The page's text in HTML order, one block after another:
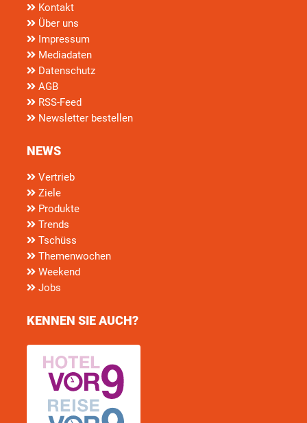
Kontakt
Über uns
Impressum
Mediadaten
Datenschutz
AGB
RSS-Feed
Newsletter bestellen
NEWS
Vertrieb
Ziele
Produkte
Trends
Tschüss
Themenwochen
Weekend
Jobs
KENNEN SIE AUCH?